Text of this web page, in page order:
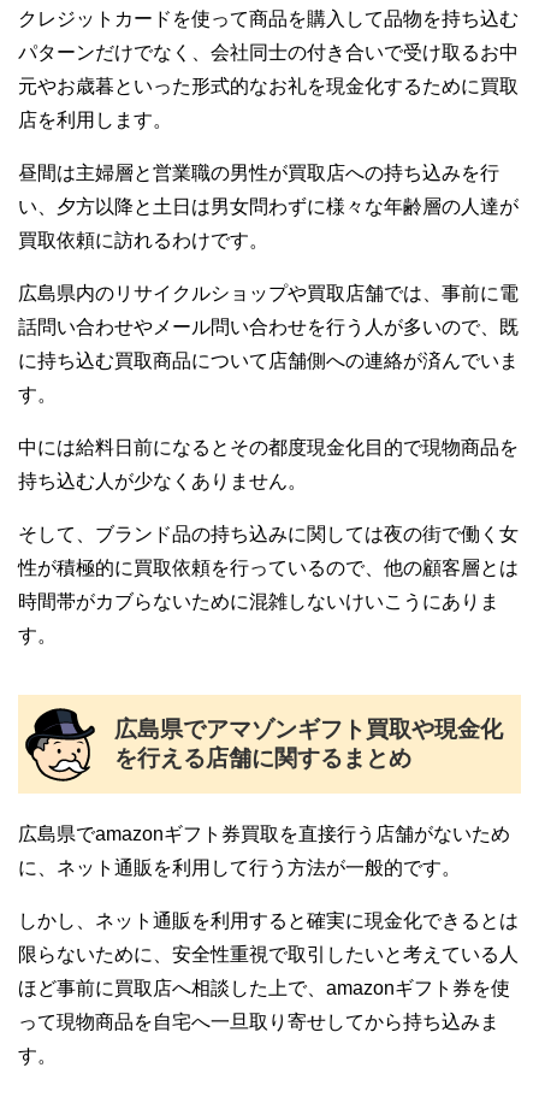
クレジットカードを使って商品を購入して品物を持ち込む
パターンだけでなく、会社同士の付き合いで受け取るお中
元やお歳暮といった形式的なお礼を現金化するために買取
店を利用します。
昼間は主婦層と営業職の男性が買取店への持ち込みを行
い、夕方以降と土日は男女問わずに様々な年齢層の人達が
買取依頼に訪れるわけです。
広島県内のリサイクルショップや買取店舗では、事前に電
話問い合わせやメール問い合わせを行う人が多いので、既
に持ち込む買取商品について店舗側への連絡が済んでいま
す。
中には給料日前になるとその都度現金化目的で現物商品を
持ち込む人が少なくありません。
そして、ブランド品の持ち込みに関しては夜の街で働く女
性が積極的に買取依頼を行っているので、他の顧客層とは
時間帯がカブらないために混雑しないけいこうにありま
す。
広島県でアマゾンギフト買取や現金化
を行える店舗に関するまとめ
広島県でamazonギフト券買取を直接行う店舗がないため
に、ネット通販を利用して行う方法が一般的です。
しかし、ネット通販を利用すると確実に現金化できるとは
限らないために、安全性重視で取引したいと考えている人
ほど事前に買取店へ相談した上で、amazonギフト券を使
って現物商品を自宅へ一旦取り寄せしてから持ち込みま
す。